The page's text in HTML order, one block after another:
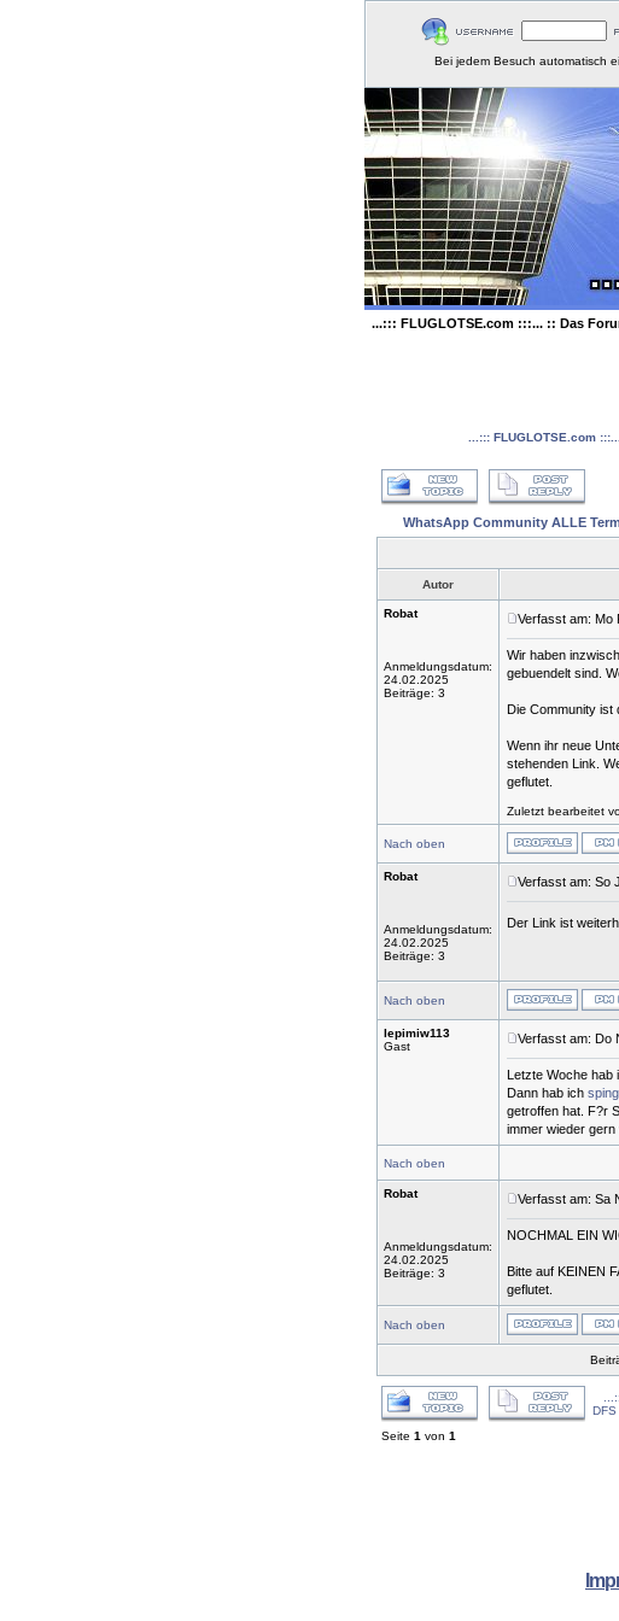
Bei jedem Besuch automatisch
...::: FLUGLOTSE.com :::... :: Das
...::: FLUGLOTSE.com
WhatsApp Community ALLE
Autor
Robat
Anmeldungsdatum:
24.02.2025
Beiträge: 3
Verfasst am: Mo
Wir haben
gebuendelt sind.
Die Community ist
Wenn ihr neue
stehenden Link.
geflutet.
Zuletzt bearbeitet
Nach oben
Robat
Anmeldungsdatum:
24.02.2025
Beiträge: 3
Verfasst am: So
Der Link ist
Nach oben
lepimiw113
Gast
Verfasst am: Do
Letzte Woche hab
Dann hab ich
getroffen hat. F?r
immer wieder gern
Nach oben
Robat
Anmeldungsdatum:
24.02.2025
Beiträge: 3
Verfasst am: Sa
NOCHMAL EIN
Bitte auf KEINEN
geflutet.
Nach oben
DFS
Seite 1 von 1